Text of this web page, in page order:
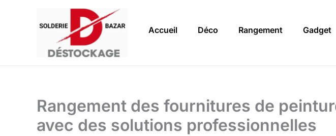
Accueil Déco Rangement Gadget
Rangement des fournitures de
avec des solutions professionnelles